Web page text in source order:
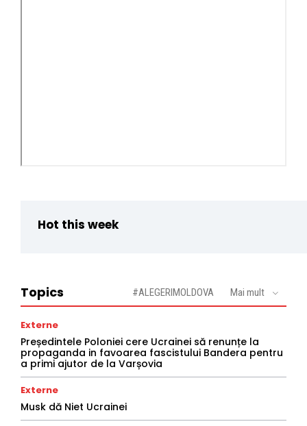
Hot this week
Topics #ALEGERIMOLDOVA Mai mult
Externe
Președintele Poloniei cere Ucrainei să renunțe la
propaganda in favoarea fascistului Bandera pentru
a primi ajutor de la Varșovia
Externe
Musk dă Niet Ucrainei